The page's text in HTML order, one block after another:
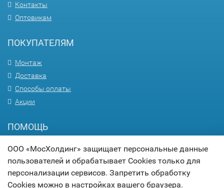
Контакты
Оптовикам
ПОКУПАТЕЛЯМ
Монтаж
Доставка
Способы оплаты
Акции
ПОМОЩЬ
Вопрос-ответ
Гарантия
Статьи
Карта сайта
ООО «МосХолдинг» защищает персональные данные
пользователей и обрабатывает Cookies только для
персонализации сервисов. Запретить обработку
Cookies можно в настройках вашего браузера.